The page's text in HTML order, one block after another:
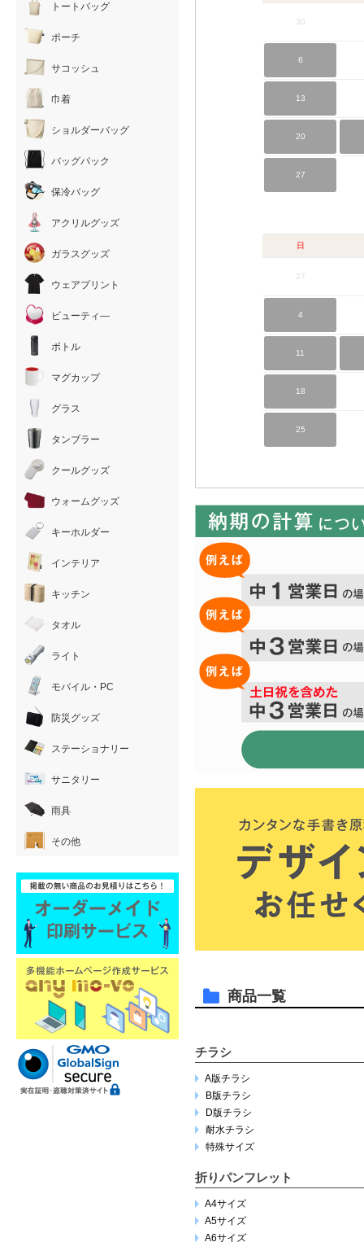
30
6
13
20
27
日
27
4
11
18
25
商品一覧
チラシ
A版チラシ
B版チラシ
D版チラシ
耐水チラシ
特殊サイズ
折りパンフレット
A4サイズ
A5サイズ
A6サイズ
トートバッグ
ポーチ
サコッシュ
巾着
ショルダーバッグ
バッグパック
保冷バッグ
アクリルグッズ
ガラスグッズ
ウェアプリント
ビューティ―
ボトル
マグカップ
グラス
タンブラー
クールグッズ
ウォームグッズ
キーホルダー
インテリア
キッチン
タオル
ライト
モバイル・PC
防災グッズ
ステーショナリー
サニタリー
雨具
その他